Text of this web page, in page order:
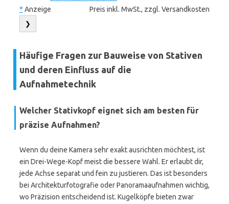
* Anzeige Preis inkl. MwSt., zzgl. Versandkosten
❯
Häufige Fragen zur Bauweise von Stativen
und deren Einfluss auf die
Aufnahmetechnik
Welcher Stativkopf eignet sich am besten für
präzise Aufnahmen?
Wenn du deine Kamera sehr exakt ausrichten möchtest, ist
ein Drei-Wege-Kopf meist die bessere Wahl. Er erlaubt dir,
jede Achse separat und fein zu justieren. Das ist besonders
bei Architekturfotografie oder Panoramaaufnahmen wichtig,
wo Präzision entscheidend ist. Kugelköpfe bieten zwar